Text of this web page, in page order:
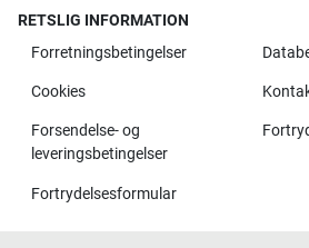
RETSLIG INFORMATION
Forretningsbetingelser
Cookies
Forsendelse- og
leveringsbetingelser
Fortrydelsesformular